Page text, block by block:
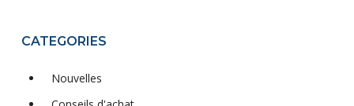
CATEGORIES
Nouvelles